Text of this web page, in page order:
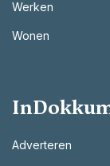
Werken
Wonen
Adverteren